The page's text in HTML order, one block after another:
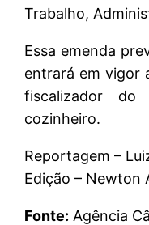
Trabalho,
Essa emenda
entrará em vigor
fiscalizador do
cozinheiro.
Reportagem –
Edição – Newton
Fonte: Agência